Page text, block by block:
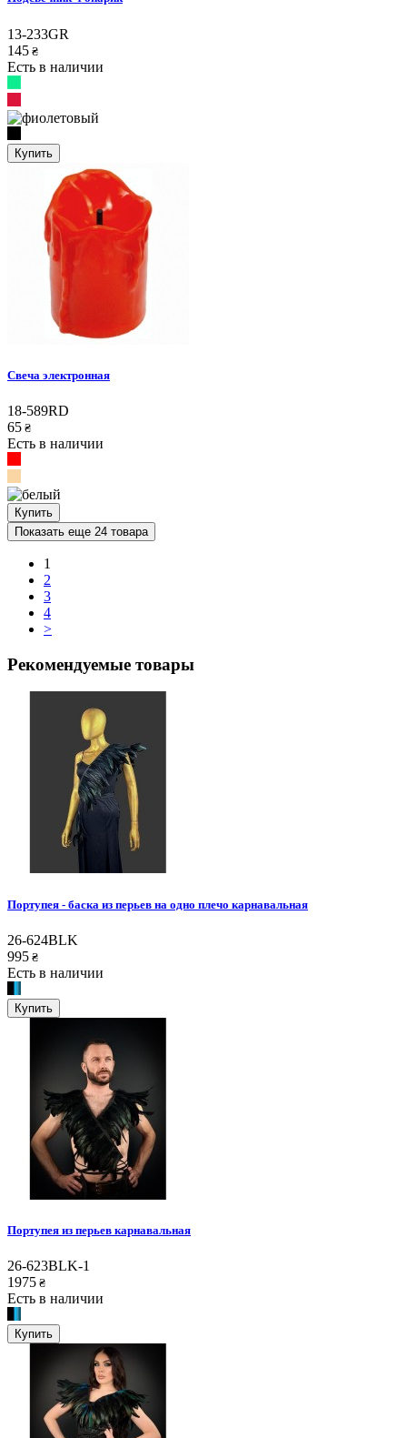
13-233GR
145 ₴
Есть в наличии
Купить
Свеча электронная
18-589RD
65 ₴
Есть в наличии
Купить
Показать еще 24 товара
1
2
3
4
>
Рекомендуемые товары
Портупея - баска из перьев на одно плечо карнавальная
26-624BLK
995 ₴
Есть в наличии
Купить
Портупея из перьев карнавальная
26-623BLK-1
1975 ₴
Есть в наличии
Купить